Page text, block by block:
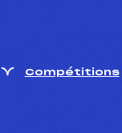
Compétitions